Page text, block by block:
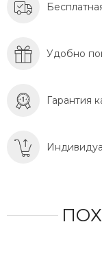
Удобно
Гарантия